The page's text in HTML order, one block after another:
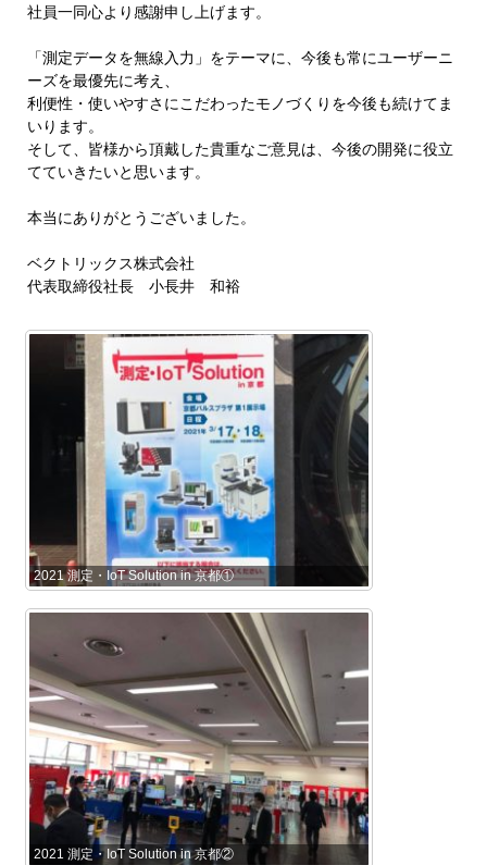
社員一同心より感謝申し上げます。
「測定データを無線入力」をテーマに、今後も常にユーザーニ
ーズを最優先に考え、
利便性・使いやすさにこだわったモノづくりを今後も続けてま
いります。
そして、皆様から頂戴した貴重なご意見は、今後の開発に役立
てていきたいと思います。
本当にありがとうございました。
ベクトリックス株式会社
代表取締役社長 小長井 和裕
2021 測定・IoT Solution in 京都①
2021 測定・IoT Solution in 京都②